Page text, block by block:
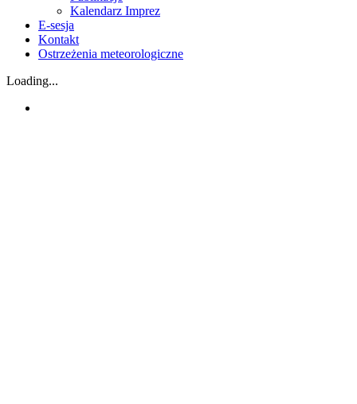
Kalendarz Imprez
E-sesja
Kontakt
Ostrzeżenia meteorologiczne
Loading...